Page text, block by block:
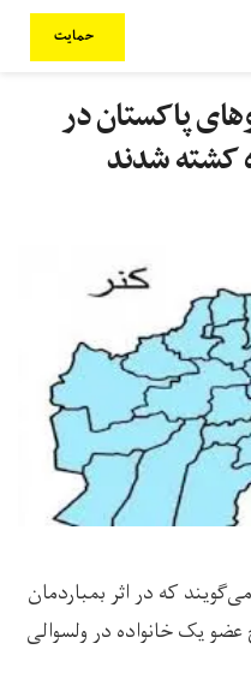
حمایت
پاکستان در
کشته شدند
که در اثر بمباردمان
یک خانواده در ولسوالی